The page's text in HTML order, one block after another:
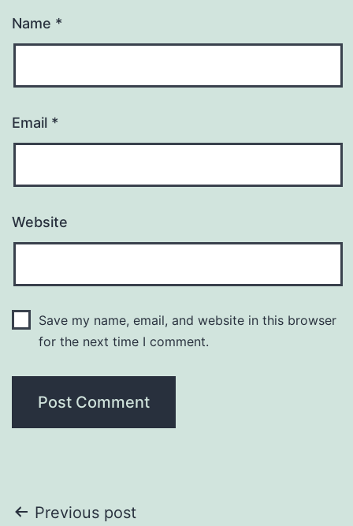
Name *
Email *
Website
Save my name, email, and website in this browser
for the next time I comment.
Post
Previous post